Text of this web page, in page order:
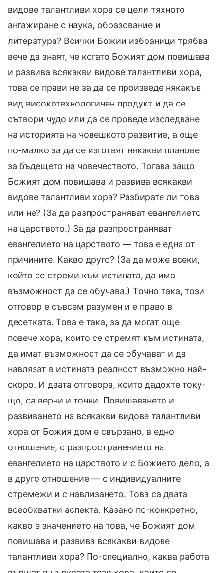
видове талантливи хора се цели тяхното
ангажиране с наука, образование и
литература? Всички Божии избраници трябва
вече да знаят, че когато Божият дом повишава
и развива всякакви видове талантливи хора,
това се прави не за да се произведе някакъв
вид високотехнологичен продукт и да се
сътвори чудо или да се проведе изследване
на историята на човешкото развитие, а още
по-малко за да се изготвят някакви планове
за бъдещето на човечеството. Тогава защо
Божият дом повишава и развива всякакви
видове талантливи хора? Разбирате ли това
или не? (За да разпространяват евангелието
на царството.) За да разпространяват
евангелието на царството — това е една от
причините. Какво друго? (За да може всеки,
който се стреми към истината, да има
възможност да се обучава.) Точно така, този
отговор е съвсем разумен и е право в
десетката. Това е така, за да могат още
повече хора, които се стремят към истината,
да имат възможност да се обучават и да
навлязат в истината реалност възможно най-
скоро. И двата отговора, които дадохте току-
що, са верни и точни. Повишаването и
развиването на всякакви видове талантливи
хора от Божия дом е свързано, в едно
отношение, с разпространението на
евангелието на царството и с Божието дело, а
в друго отношение — с индивидуалните
стремежи и с навлизането. Това са двата
всеобхватни аспекта. Казано по-конкретно,
какво е значението на това, че Божият дом
повишава и развива всякакви видове
талантливи хора? По-специално, каква работа